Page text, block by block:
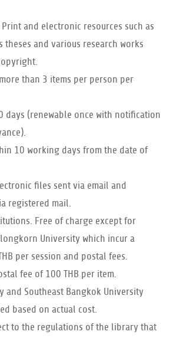
Print and electronic resources such as
and various research works
than 3 items per person per
days (renewable once with notification
10 working days from the date of
files sent via email and
registered mail.
Free of charge except for
University which incur a
per session and postal fees.
fee of 100 THB per item.
and Southeast Bangkok University
based on actual cost.
to the regulations of the library that